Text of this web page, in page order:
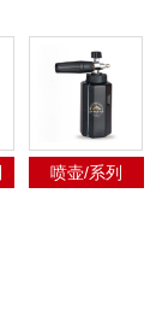
喷壶/系列